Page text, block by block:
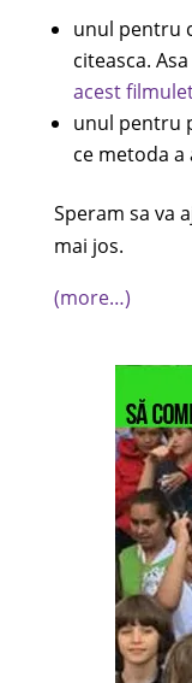
unul pentru
citeasca.
acest
unul pentru
ce metoda a
Speram sa va
mai jos.
(more…)